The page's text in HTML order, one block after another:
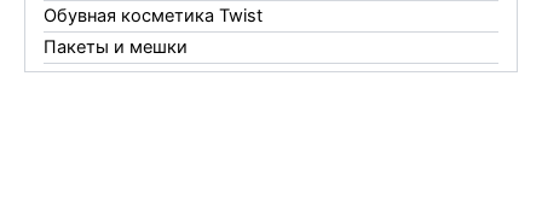
Обувная косметика Twist
Пакеты и мешки
Перчатки